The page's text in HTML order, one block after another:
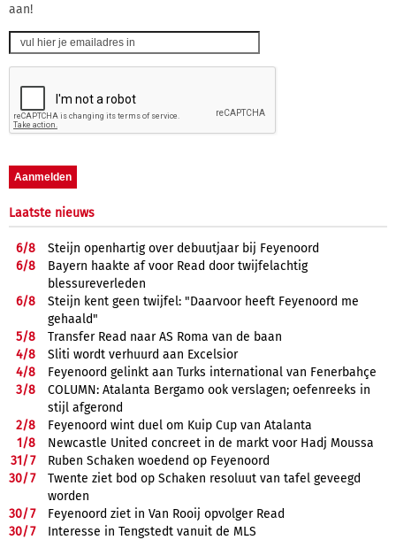
aan!
Laatste nieuws
6/8
Steijn openhartig over debuutjaar bij Feyenoord
6/8
Bayern haakte af voor Read door twijfelachtig
blessureverleden
6/8
Steijn kent geen twijfel: "Daarvoor heeft Feyenoord me
gehaald"
5/8
Transfer Read naar AS Roma van de baan
4/8
Sliti wordt verhuurd aan Excelsior
4/8
Feyenoord gelinkt aan Turks international van Fenerbahçe
3/8
COLUMN: Atalanta Bergamo ook verslagen; oefenreeks in
stijl afgerond
2/8
Feyenoord wint duel om Kuip Cup van Atalanta
1/8
Newcastle United concreet in de markt voor Hadj Moussa
31/7
Ruben Schaken woedend op Feyenoord
30/7
Twente ziet bod op Schaken resoluut van tafel geveegd
worden
30/7
Feyenoord ziet in Van Rooij opvolger Read
30/7
Interesse in Tengstedt vanuit de MLS